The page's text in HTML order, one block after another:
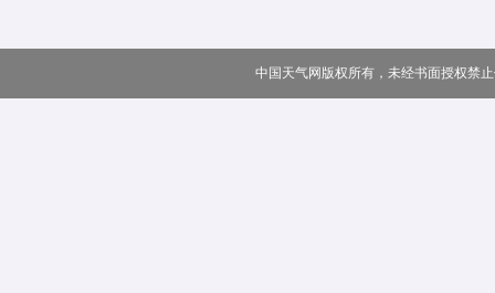
中国天气网版权所有，未经书面授权